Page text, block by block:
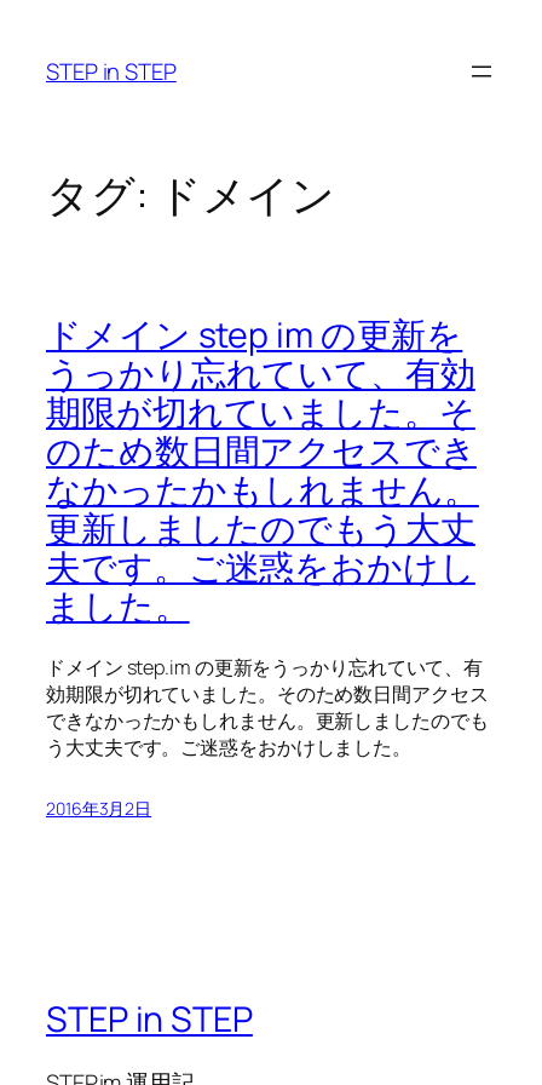
STEP in STEP
タグ: ドメイン
ドメイン step im の更新を
うっかり忘れていて、有効
期限が切れていました。そ
のため数日間アクセスでき
なかったかもしれません。
更新しましたのでもう大丈
夫です。ご迷惑をおかけし
ました。
ドメイン step.im の更新をうっかり忘れていて、有
効期限が切れていました。そのため数日間アクセス
できなかったかもしれません。更新しましたのでも
う大丈夫です。ご迷惑をおかけしました。
2016年3月2日
STEP in STEP